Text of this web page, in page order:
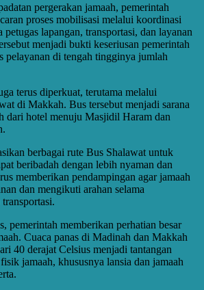
pergerakan jamaah, pemerintah
proses mobilisasi melalui koordinasi
petugas lapangan, transportasi, dan layanan
menjadi bukti keseriusan pemerintah
pelayanan di tengah tingginya jumlah
terus diperkuat, terutama melalui
di Makkah. Bus tersebut menjadi sarana
dari hotel menuju Masjidil Haram dan
berbagai rute Bus Shalawat untuk
beribadah dengan lebih nyaman dan
memberikan pendampingan agar jamaah
dan mengikuti arahan selama
pemerintah memberikan perhatian besar
Cuaca panas di Madinah dan Makkah
40 derajat Celsius menjadi tantangan
jamaah, khususnya lansia dan jamaah